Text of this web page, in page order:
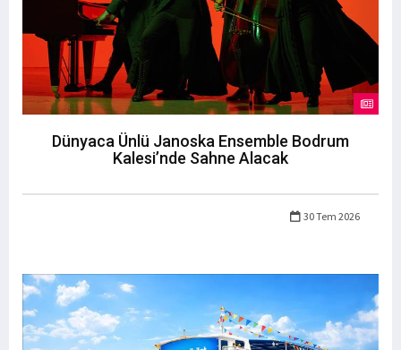
Dünyaca Ünlü Janoska Ensemble Bodrum
Kalesi’nde Sahne Alacak
30 Tem 2026